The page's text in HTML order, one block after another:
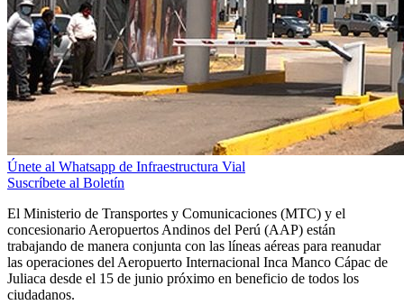
Únete al Whatsapp de Infraestructura Vial
Suscríbete al Boletín
El Ministerio de Transportes y Comunicaciones (MTC) y el
concesionario Aeropuertos Andinos del Perú (AAP) están
trabajando de manera conjunta con las líneas aéreas para reanudar
las operaciones del Aeropuerto Internacional Inca Manco Cápac de
Juliaca desde el 15 de junio próximo en beneficio de todos los
ciudadanos.